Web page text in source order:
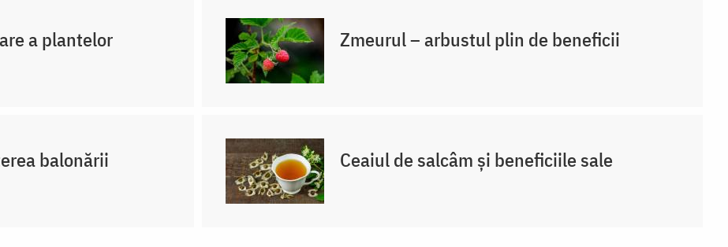
a plantelor Zmeurul – arbustul plin de beneficii
balonării Ceaiul de salcâm și beneficiile sale